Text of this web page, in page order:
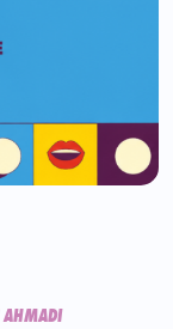
AHMADI